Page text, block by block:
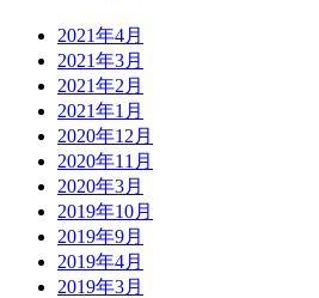
2021年4月
2021年3月
2021年2月
2021年1月
2020年12月
2020年11月
2020年3月
2019年10月
2019年9月
2019年4月
2019年3月